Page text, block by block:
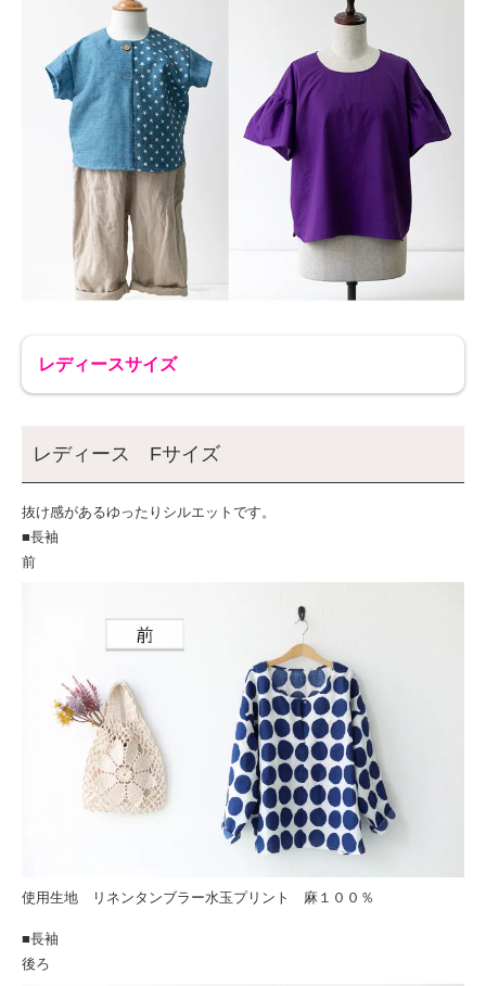
レディースサイズ
レディース Fサイズ
抜け感があるゆったりシルエットです。
■長袖
前
使用生地 リネンタンブラー水玉プリント 麻１００％
■長袖
後ろ